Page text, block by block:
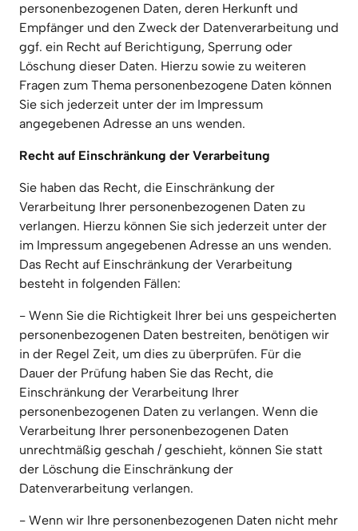
personenbezogenen Daten, deren Herkunft und
Empfänger und den Zweck der Datenverarbeitung und
ggf. ein Recht auf Berichtigung, Sperrung oder
Löschung dieser Daten. Hierzu sowie zu weiteren
Fragen zum Thema personenbezogene Daten können
Sie sich jederzeit unter der im Impressum
angegebenen Adresse an uns wenden.
Recht auf Einschränkung der Verarbeitung
Sie haben das Recht, die Einschränkung der
Verarbeitung Ihrer personenbezogenen Daten zu
verlangen. Hierzu können Sie sich jederzeit unter der
im Impressum angegebenen Adresse an uns wenden.
Das Recht auf Einschränkung der Verarbeitung
besteht in folgenden Fällen:
- Wenn Sie die Richtigkeit Ihrer bei uns gespeicherten
personenbezogenen Daten bestreiten, benötigen wir
in der Regel Zeit, um dies zu überprüfen. Für die
Dauer der Prüfung haben Sie das Recht, die
Einschränkung der Verarbeitung Ihrer
personenbezogenen Daten zu verlangen. Wenn die
Verarbeitung Ihrer personenbezogenen Daten
unrechtmäßig geschah / geschieht, können Sie statt
der Löschung die Einschränkung der
Datenverarbeitung verlangen.
- Wenn wir Ihre personenbezogenen Daten nicht mehr